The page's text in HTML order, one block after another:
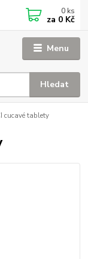
Menu
Hledat
0 ks
za 0 Kč
cucavé tablety